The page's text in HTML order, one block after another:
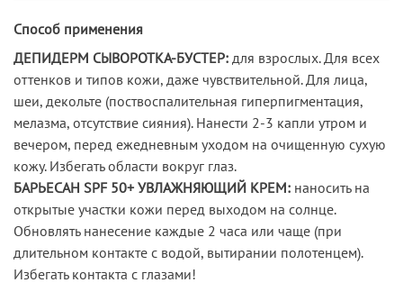
Способ применения
ДЕПИДЕРМ СЫВОРОТКА-БУСТЕР: для взрослых. Для всех
оттенков и типов кожи, даже чувствительной. Для лица,
шеи, декольте (поствоспалительная гиперпигментация,
мелазма, отсутствие сияния). Нанести 2-3 капли утром и
вечером, перед ежедневным уходом на очищенную сухую
кожу. Избегать области вокруг глаз.
БАРЬЕСАН SPF 50+ УВЛАЖНЯЮЩИЙ КРЕМ: наносить на
открытые участки кожи перед выходом на солнце.
Обновлять нанесение каждые 2 часа или чаще (при
длительном контакте с водой, вытирании полотенцем).
Избегать контакта с глазами!